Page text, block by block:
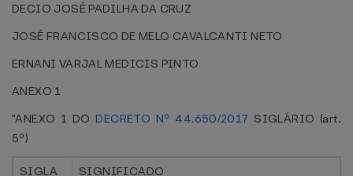
DECIO JOSÉ PADILHA DA CRUZ
JOSÉ FRANCISCO DE MELO CAVALCANTI NETO
ERNANI VARJAL MEDICIS PINTO
ANEXO 1
"ANEXO 1 DO DECRETO Nº 44.650/2017 SIGLÁRIO (art.
5º)
SIGLA
SIGNIFICADO